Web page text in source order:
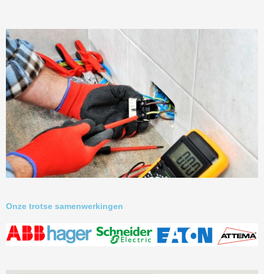
Onze trotse samenwerkingen